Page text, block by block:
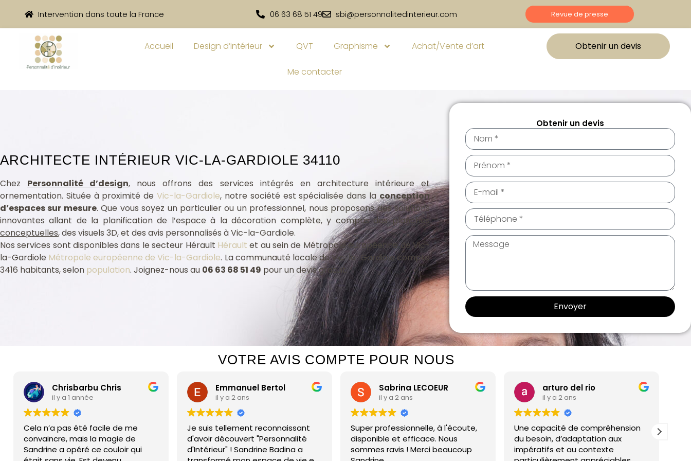
Intervention dans toute la France 06 63 68 51 49 sbi@personnalitedinterieur.com Revue de presse
Accueil Design d’intérieur QVT Graphisme Achat/Vente d’art
Me contacter
Obtenir un devis
ARCHITECTE INTÉRIEUR VIC-LA-GARDIOLE 34110
Chez Personnalité d’design, nous offrons des services intégrés en architecture intérieure et
ornementation. Située à proximité deVic-la-Gardiole, notre société est spécialisée dans laconception
d’espaces sur mesure. Que vous soyez un particulier ou un professionnel, nous proposons des solutions
innovantes allant de la planification de l’espace à la décoration complète, y compris desplanches
conceptuelles, des visuels 3D, et des avis personnalisés à Vic-la-Gardiole.
Nos services sont disponibles dans le secteur Hérault Hérault et au sein de Métropole européenne de Vic-
la-Gardiole Métropole européenne de Vic-la-Gardiole. La communauté locale de Vic-la-Gardiole compte
3416 habitants, selon population. Joignez-nous au 06 63 68 51 49 pour un devis gratuit.
Obtenir un devis
Envoyer
VOTRE AVIS COMPTE POUR NOUS
Chrisbarbu Chris
il y a 1 année
Cela n’a pas été facile de me
convaincre, mais la magie de
Sandrine a opéré ce couloir qui
Emmanuel Bertol
il y a 2 ans
Je suis tellement reconnaissant
d'avoir découvert "Personnalité
d'Intérieur" ! Sandrine Badina a
Sabrina LECOEUR
il y a 2 ans
Super professionnelle, à l'écoute,
disponible et efficace. Nous
sommes ravis ! Merci beaucoup
arturo del rio
il y a 2 ans
Une capacité de compréhension
du besoin, d’adaptation aux
impératifs et au contexte